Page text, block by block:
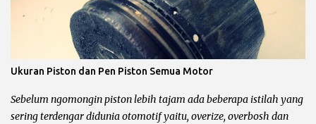
Ukuran Piston dan Pen Piston Semua Motor
Sebelum ngomongin piston lebih tajam ada beberapa istilah yang
sering terdengar didunia otomotif yaitu, overize, overbosh dan